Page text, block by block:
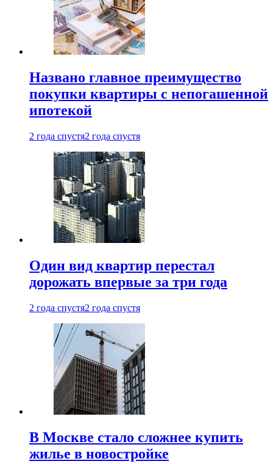
Названо главное преимущество
покупки квартиры с непогашенной
ипотекой
2 года спустя2 года спустя
Один вид квартир перестал
дорожать впервые за три года
2 года спустя2 года спустя
В Москве стало сложнее купить
жилье в новостройке